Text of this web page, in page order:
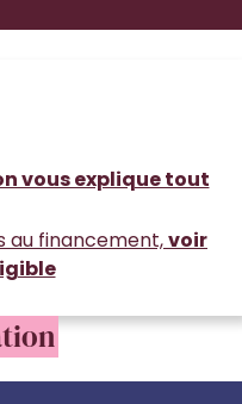
vous explique tout
au financement,voir